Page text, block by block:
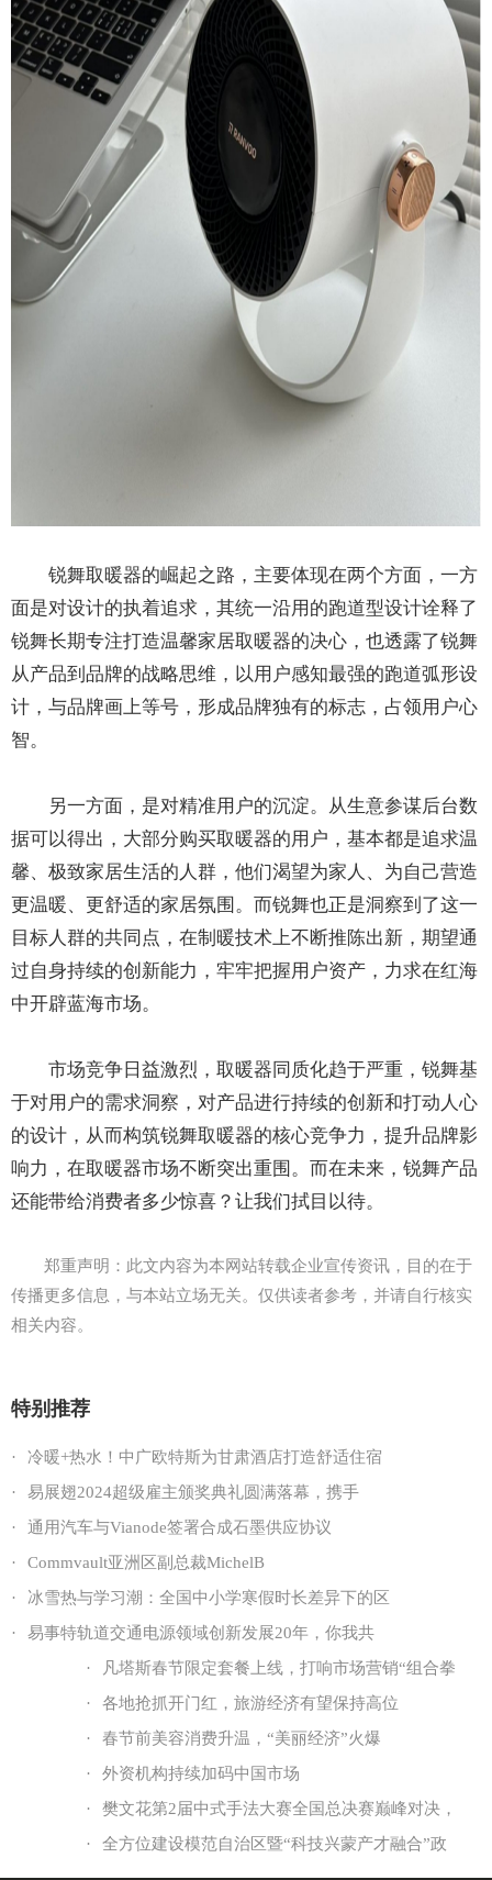
锐舞取暖器的崛起之路，主要体现在两个方面，一方
面是对设计的执着追求，其统一沿用的跑道型设计诠释了
锐舞长期专注打造温馨家居取暖器的决心，也透露了锐舞
从产品到品牌的战略思维，以用户感知最强的跑道弧形设
计，与品牌画上等号，形成品牌独有的标志，占领用户心
智。
另一方面，是对精准用户的沉淀。从生意参谋后台数
据可以得出，大部分购买取暖器的用户，基本都是追求温
馨、极致家居生活的人群，他们渴望为家人、为自己营造
更温暖、更舒适的家居氛围。而锐舞也正是洞察到了这一
目标人群的共同点，在制暖技术上不断推陈出新，期望通
过自身持续的创新能力，牢牢把握用户资产，力求在红海
中开辟蓝海市场。
市场竞争日益激烈，取暖器同质化趋于严重，锐舞基
于对用户的需求洞察，对产品进行持续的创新和打动人心
的设计，从而构筑锐舞取暖器的核心竞争力，提升品牌影
响力，在取暖器市场不断突出重围。而在未来，锐舞产品
还能带给消费者多少惊喜？让我们拭目以待。
郑重声明：此文内容为本网站转载企业宣传资讯，目的在于
传播更多信息，与本站立场无关。仅供读者参考，并请自行核实
相关内容。
特别推荐
·
冷暖+热水！中广欧特斯为甘肃酒店打造舒适住宿
·
易展翅2024超级雇主颁奖典礼圆满落幕，携手
·
通用汽车与Vianode签署合成石墨供应协议
·
Commvault亚洲区副总裁MichelB
·
冰雪热与学习潮：全国中小学寒假时长差异下的区
·
易事特轨道交通电源领域创新发展20年，你我共
·
凡塔斯春节限定套餐上线，打响市场营销“组合拳
·
各地抢抓开门红，旅游经济有望保持高位
·
春节前美容消费升温，“美丽经济”火爆
·
外资机构持续加码中国市场
·
樊文花第2届中式手法大赛全国总决赛巅峰对决，
·
全方位建设模范自治区暨“科技兴蒙产才融合”政